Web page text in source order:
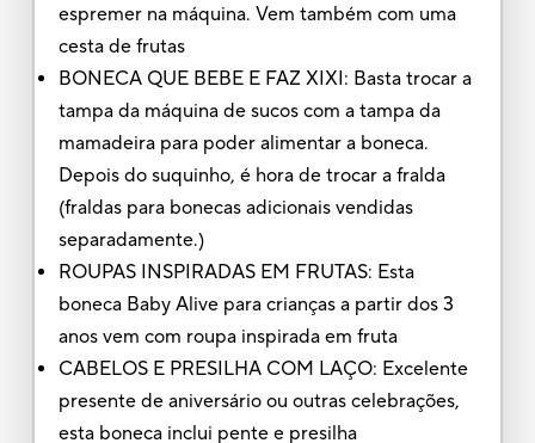
espremer na máquina. Vem também com uma
cesta de frutas
BONECA QUE BEBE E FAZ XIXI: Basta trocar a
tampa da máquina de sucos com a tampa da
mamadeira para poder alimentar a boneca.
Depois do suquinho, é hora de trocar a fralda
(fraldas para bonecas adicionais vendidas
separadamente.)
ROUPAS INSPIRADAS EM FRUTAS: Esta
boneca Baby Alive para crianças a partir dos 3
anos vem com roupa inspirada em fruta
CABELOS E PRESILHA COM LAÇO: Excelente
presente de aniversário ou outras celebrações,
esta boneca inclui pente e presilha